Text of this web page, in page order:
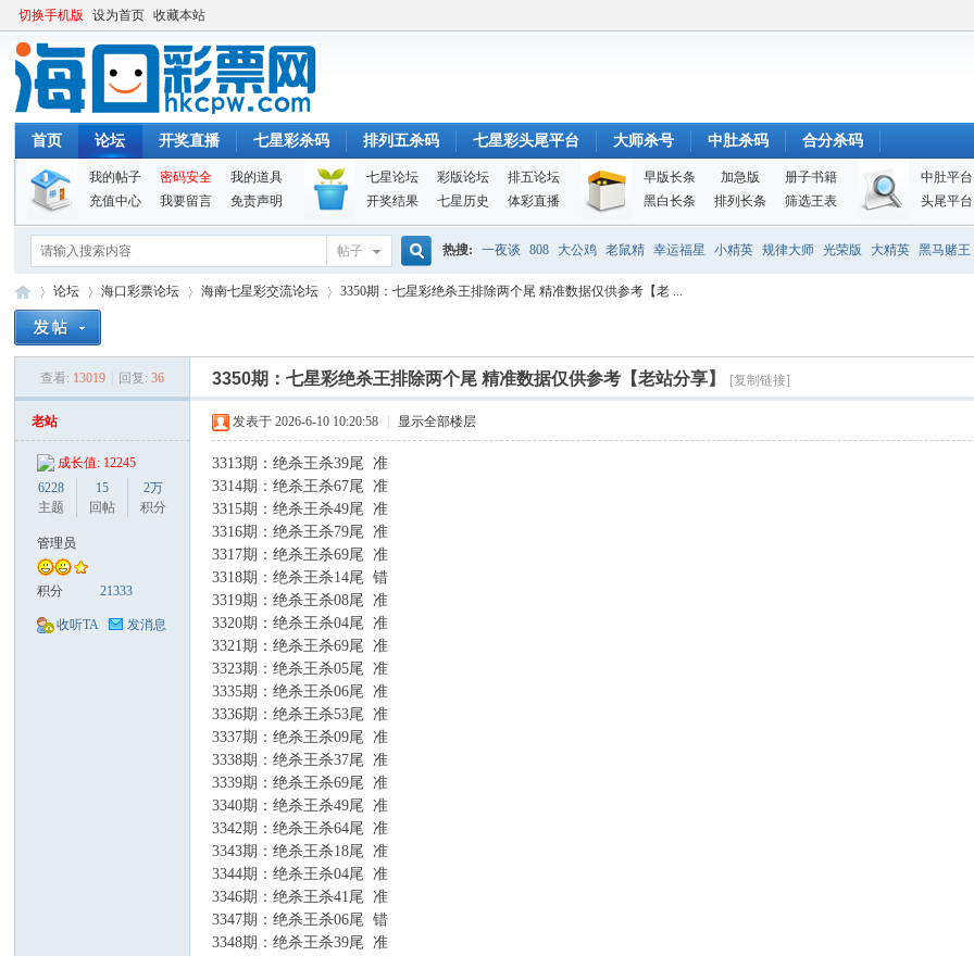
切换手机版 设为首页 收藏本站
首页 论坛 开奖直播 七星彩杀码 排列五杀码 七星彩头尾平台 大师杀号 中肚杀码 合分杀码
我的帖子 密码安全
我的道具
充值中心
我要留言 免责声明
七星论坛 彩版论坛
排五论坛
开奖结果
七星历史 体彩直播
早版长条 加急版
册子书籍
黑白长条
排列长条 筛选王表
中肚平台
头尾平台
帖子
搜
索
热搜: 一夜谈 808 大公鸡 老鼠精 幸运福星 小精英 规律大师 光荣版 大精英 黑马赌王
论坛
›
海口彩票论坛 海南七星彩交流论坛
›
3350期：七星彩绝杀王排除两个尾 精准数据仅供参考【老 ...
查看: 13019 回复: 36 3350期：七星彩绝杀王排除两个尾 精准数据仅供参考【老站分享】 [复制链接]
老站
成长值: 12245
6228
主题
15
回帖
2万
积分
管理员
积分 21333
收听TA 发消息
发表于 2026-6-10 10:20:58 显示全部楼层
3313期 ：绝杀王杀39尾 准
3314期 ：绝杀王杀67尾 准
3315期 ：绝杀王杀49尾 准
3316期 ：绝杀王杀79尾 准
3317期 ：绝杀王杀69尾 准
3318期 ：绝杀王杀14尾 错
3319期 ：绝杀王杀08尾 准
3320期 ：绝杀王杀04尾 准
3321期 ：绝杀王杀69尾 准
3323期 ：绝杀王杀05尾 准
3335期 ：绝杀王杀06尾 准
3336期 ：绝杀王杀53尾 准
3337期 ：绝杀王杀09尾 准
3338期 ：绝杀王杀37尾 准
3339期 ：绝杀王杀69尾 准
3340期 ：绝杀王杀49尾 准
3342期 ：绝杀王杀64尾 准
3343期 ：绝杀王杀18尾 准
3344期 ：绝杀王杀04尾 准
3346期 ：绝杀王杀41尾 准
3347期 ：绝杀王杀06尾 错
3348期 ：绝杀王杀39尾 准